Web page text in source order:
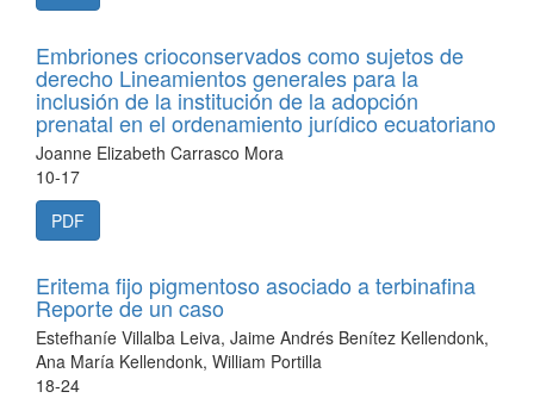
Embriones crioconservados como sujetos de
derecho Lineamientos generales para la
inclusión de la institución de la adopción
prenatal en el ordenamiento jurídico ecuatoriano
Joanne Elizabeth Carrasco Mora
10-17
PDF
Eritema fijo pigmentoso asociado a terbinafina
Reporte de un caso
Estefhaníe Villalba Leiva, Jaime Andrés Benítez Kellendonk,
Ana María Kellendonk, William Portilla
18-24